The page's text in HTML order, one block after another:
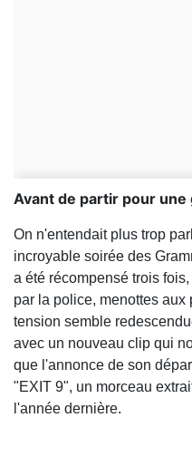
Avant de partir pour
On n'entendait plus trop
incroyable soirée des
a été récompensé trois
par la police, menottes
tension semble
avec un nouveau clip qui
que l'annonce de son
"EXIT 9", un morceau
l'année dernière.